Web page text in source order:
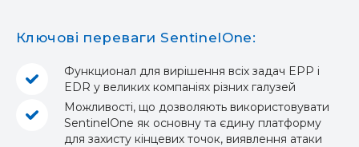
Ключові переваги SentinelOne:
Функционал для вирішення всіх задач EPP і
EDR у великих компаніях різних галузей
Можливості, що дозволяють використовувати
SentinelOne як основну та єдину платформу
для захисту кінцевих точок, виявлення атаки